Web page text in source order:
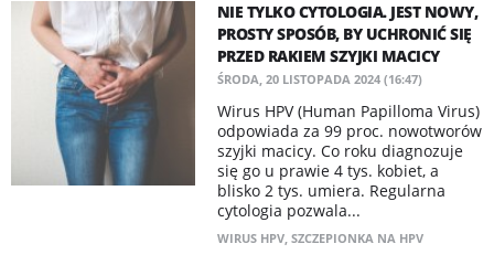
NIE TYLKO CYTOLOGIA. JEST NOWY,
PROSTY SPOSÓB, BY UCHRONIĆ SIĘ
PRZED RAKIEM SZYJKI MACICY
ŚRODA, 20 LISTOPADA 2024 (16:47)
Wirus HPV (Human Papilloma Virus)
odpowiada za 99 proc. nowotworów
szyjki macicy. Co roku diagnozuje
się go u prawie 4 tys. kobiet, a
blisko 2 tys. umiera. Regularna
cytologia pozwala...
WIRUS HPV, SZCZEPIONKA NA HPV